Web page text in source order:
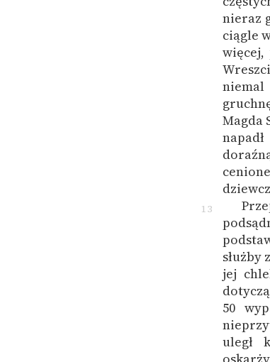
nieraz
ciągle
więcej,
Magda
13
służby
jej
50
uległ